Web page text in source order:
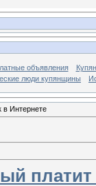
объявления
люди купянщины
в Интернете